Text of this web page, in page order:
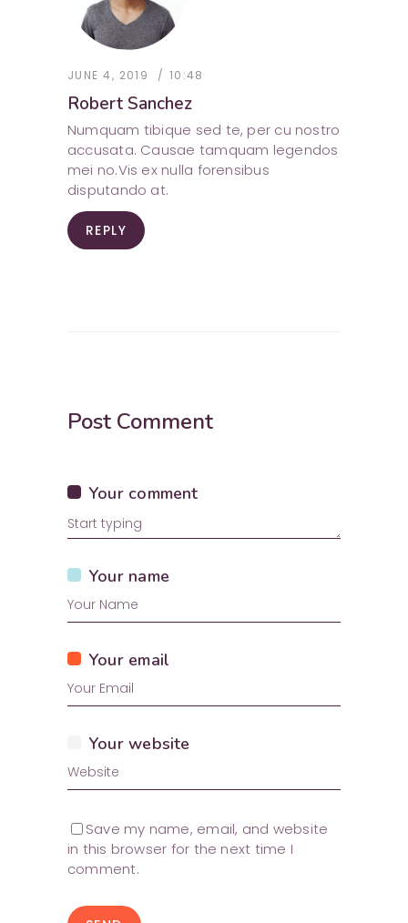
JUNE 4, 2019 10:48
Robert Sanchez
Numquam tibique sed te, per cu nostro
accusata. Causae tamquam legendos
mei no.Vis ex nulla forensibus
disputando at.
REPLY
Post Comment
Your comment
Your name
Your email
Your website
Save my name, email, and website
in this browser for the next time I
comment.